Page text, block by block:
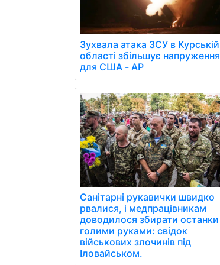
Зухвала атака ЗСУ в Курській
області збільшує напруження
для США - AP
Санітарні рукавички швидко
рвалися, і медпрацівникам
доводилося збирати останки
голими руками: свідок
військових злочинів під
Іловайськом.